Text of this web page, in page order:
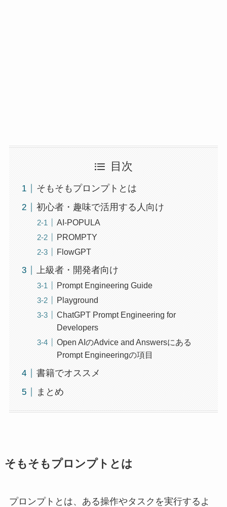
目次
そもそもプロンプトとは
初心者・趣味で活用する人向け
AI-POPULA
PROMPTY
FlowGPT
上級者・開発者向け
Prompt Engineering Guide
Playground
ChatGPT Prompt Engineering for
Developers
Open AIのAdvice and Answersにある
Prompt Engineeringの項目
書籍でオススメ
まとめ
そもそもプロンプトとは
プロンプトとは、ある操作やタスクを実行するよ